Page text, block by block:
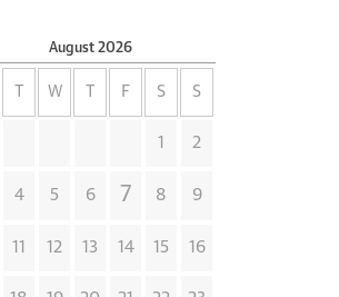
August 2026
W F S S
1 2
4 5 6 7 8 9
11 12 13 14 15 16